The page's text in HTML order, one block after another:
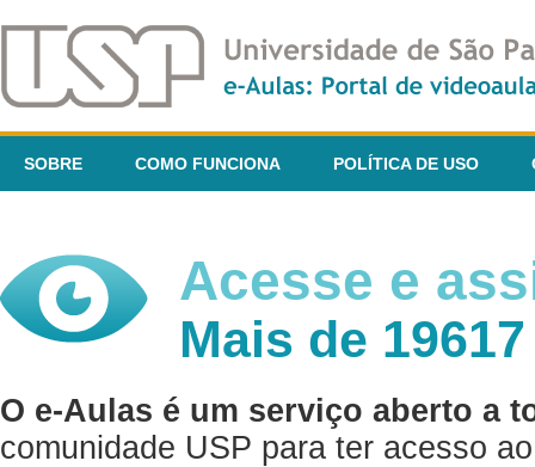
SOBRE COMO FUNCIONA POLÍTICA DE USO
Acesse e
Mais de
O e-Aulas é um serviço aberto a
comunidade USP para ter acesso